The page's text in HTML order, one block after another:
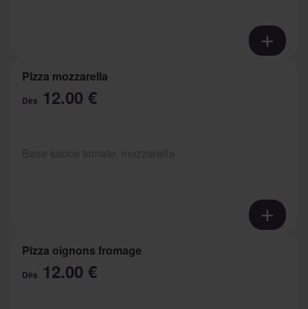
Pizza mozzarella
Dès 12.00 €
Pizza oignons fromage
Dès 12.00 €